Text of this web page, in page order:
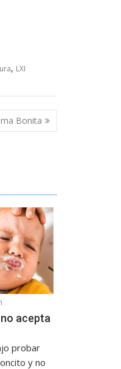
, LXI
Bonita
acepta
probar
y no